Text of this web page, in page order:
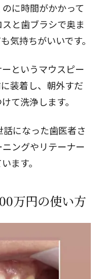
に時間がかかって
と歯ブラシで奥ま
気持ちがいいです。
というマウスピー
装着し、朝外すだ
て洗浄します。
になった歯医者さ
ングやリテーナー
ます。
万円の使い方